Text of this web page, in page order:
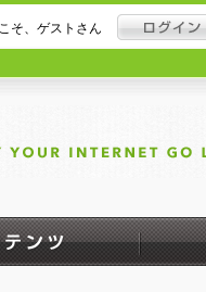
そ、ゲストさん